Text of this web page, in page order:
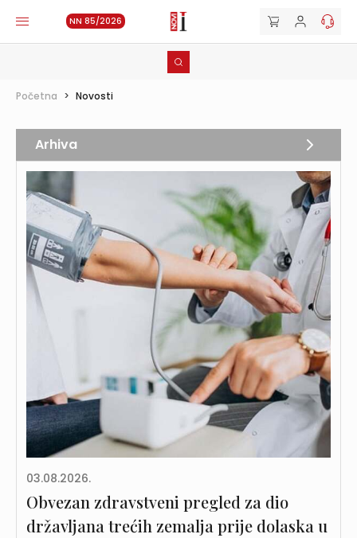
NN 85/2026
Početna > Novosti
03.08.2026.
Obvezan zdravstveni pregled za dio
državljana trećih zemalja prije dolaska u
Arhiva